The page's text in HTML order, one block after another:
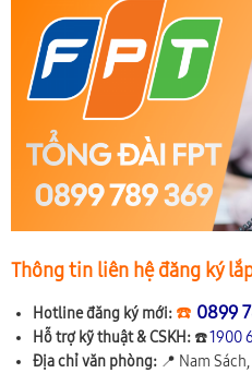
Thông tin liên hệ đăng ký
Hotline đăng ký mới: ☎️ 0899
Hỗ trợ kỹ thuật & CSKH: ☎️1900
Địa chỉ văn phòng: 📍 Nam